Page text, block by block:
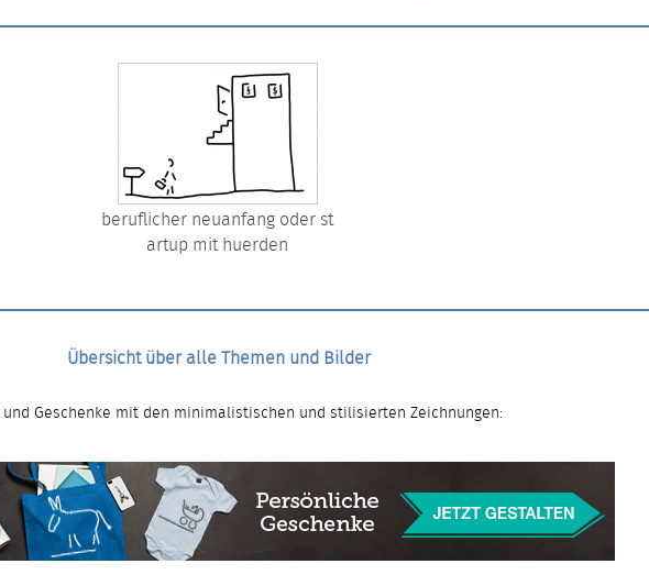
beruflicher neuanfang oder st
artup mit huerden
Übersicht über alle Themen und Bilder
und Geschenke mit den minimalistischen und stilisierten Zeichnungen: